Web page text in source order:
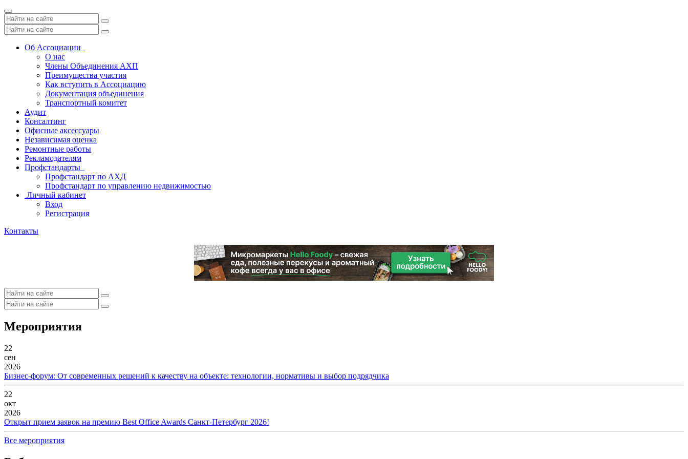
Toggle
navigation
Об Ассоциации
О нас
Члены Объединения АХП
Преимущества участия
Как вступить в Ассоциацию
Документация объединения
Транспортный комитет
Аудит
Консалтинг
Офисные аксессуары
Независимая оценка
Ремонтные работы
Рекламодателям
Профстандарты
Профстандарт по АХД
Профстандарт по управлению недвижимостью
Личный кабинет
Вход
Регистрация
Контакты
Мероприятия
22
сен
2026
Бизнес-форум: От современных решений к качеству на объекте: технологии, нормативы и выбор подрядчика
22
окт
2026
Открыт прием заявок на премию Best Office Awards Санкт-Петербург 2026!
Все мероприятия